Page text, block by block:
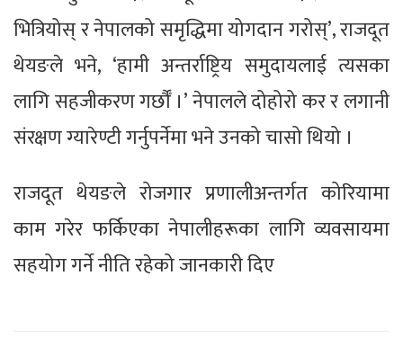
भित्रियोस् र नेपालको समृद्धिमा योगदान गरोस्’, राजदूत
थेयङले भने, ‘हामी अन्तर्राष्ट्रिय समुदायलाई त्यसका
लागि सहजीकरण गर्छौँ ।’ नेपालले दोहोरो कर र लगानी
संरक्षण ग्यारेण्टी गर्नुपर्नेमा भने उनको चासो थियो ।
राजदूत थेयङले रोजगार प्रणालीअन्तर्गत कोरियामा
काम गरेर फर्किएका नेपालीहरूका लागि व्यवसायमा
सहयोग गर्ने नीति रहेको जानकारी दिए